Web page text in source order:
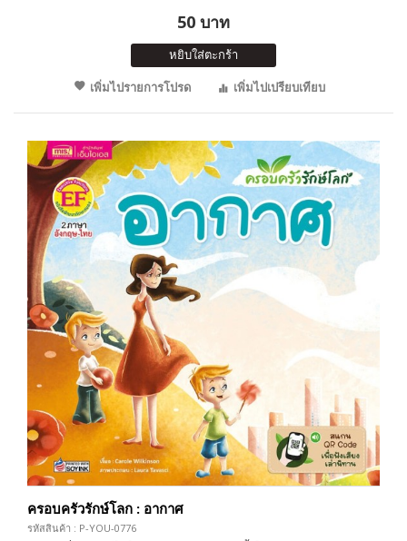
50 บาท
หยิบใส่ตะกร้า
เพิ่มไปรายการโปรด
เพิ่มไปเปรียบเทียบ
ครอบครัวรักษ์โลก : อากาศ
รหัสสินค้า : P-YOU-0776